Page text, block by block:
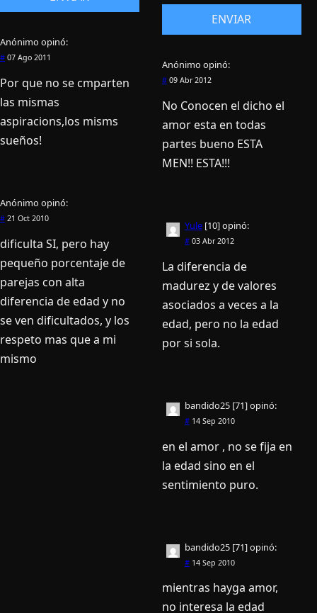
Anónimo opinó:
# 07 Ago 2011
Por que no se cmparten
las mismas
aspiracions,los misms
sueños!
Anónimo opinó:
# 21 Oct 2010
dificulta SI, pero hay
pequeño porcentaje de
parejas con alta
diferencia de edad y no
se ven dificultados, y los
respeto mas que a mi
mismo
Anónimo opinó:
#09 Abr 2012
No Conocen el dicho el
amor esta en todas
partes bueno ESTA
MEN!! ESTA!!!
Yule[10]opinó:
#03 Abr 2012
La diferencia de
madurez y de valores
asociados a veces a la
edad, pero no la edad
por si sola.
bandido25 [71]opinó:
#14 Sep 2010
en el amor , no se fija en
la edad sino en el
sentimiento puro.
bandido25 [71]opinó:
#14 Sep 2010
mientras hayga amor,
no interesa la edad